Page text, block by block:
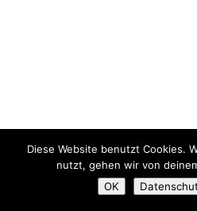
Diese Website benutzt Cookies.
nutzt, gehen wir von
OK